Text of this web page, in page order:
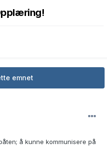
emnet
å kunne kommunisere på